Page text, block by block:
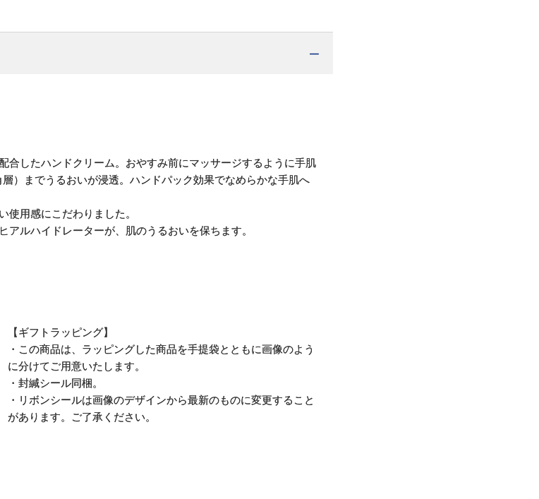
したハンドクリーム。おやすみ前にマッサージするように手肌
）までうるおいが浸透。ハンドパック効果でなめらかな手肌へ
使用感にこだわりました。
ルハイドレーターが、肌のうるおいを保ちます。
【ギフトラッピング】
・この商品は、ラッピングした商品を手提袋とともに画像のよう
に分けてご用意いたします。
・封緘シール同梱。
・リボンシールは画像のデザインから最新のものに変更すること
があります。ご了承ください。